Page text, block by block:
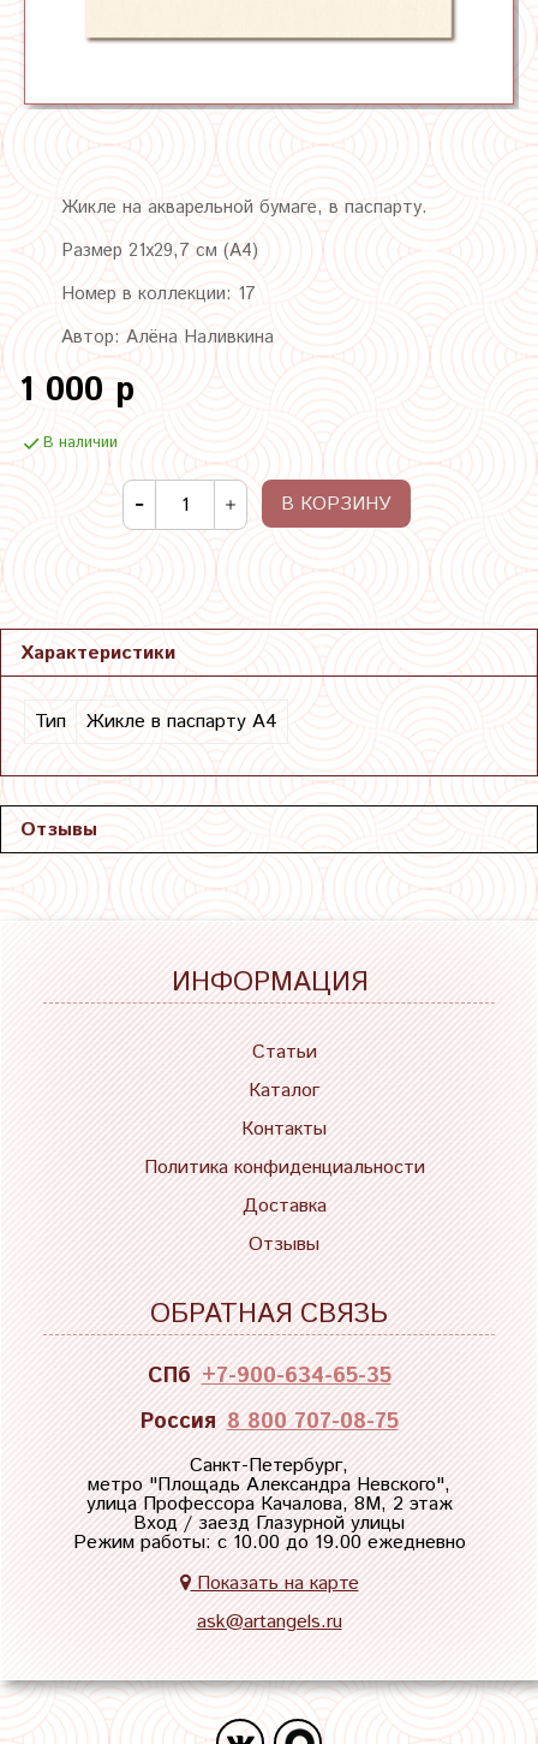
Жикле на акварельной бумаге, в паспарту.
Размер 21х29,7 см (А4)
Номер в коллекции: 17
Автор: Алёна Наливкина
1 000 р
В наличии
В КОРЗИНУ
Характеристики
Тип Жикле в паспарту А4
Отзывы
ИНФОРМАЦИЯ
Статьи
Каталог
Контакты
Политика конфиденциальности
Доставка
Отзывы
ОБРАТНАЯ СВЯЗЬ
СПб +7-900-634-65-35
Россия 8 800 707-08-75
Санкт-Петербург,
метро "Площадь Александра Невского",
улица Профессора Качалова, 8М, 2 этаж
Вход / заезд Глазурной улицы
Режим работы: с 10.00 до 19.00 ежедневно
Показать на карте
ask@artangels.ru